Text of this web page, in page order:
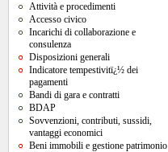
Attività e procedimenti
Accesso civico
Incarichi di collaborazione e
consulenza
Disposizioni generali
Indicatore tempestivitï¿½ dei
pagamenti
Bandi di gara e contratti
BDAP
Sovvenzioni, contributi, sussidi,
vantaggi economici
Beni immobili e gestione patrimonio